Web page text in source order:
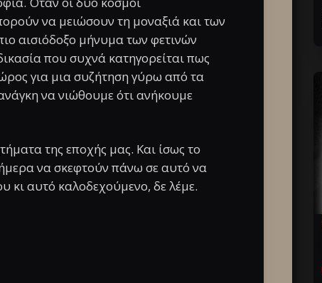
να μειώσουν τη μοναξιά και των
αισιόδοξο μήνυμα των φετινών
που συχνά κατηγορείται πως
για μια συζήτηση γύρω από τα
να νιώθουμε ότι ανήκουμε
της εποχής μας. Και ίσως το
να σκεφτούν πάνω σε αυτό να
κι αυτό καλοδεχούμενο, δε λέμε.